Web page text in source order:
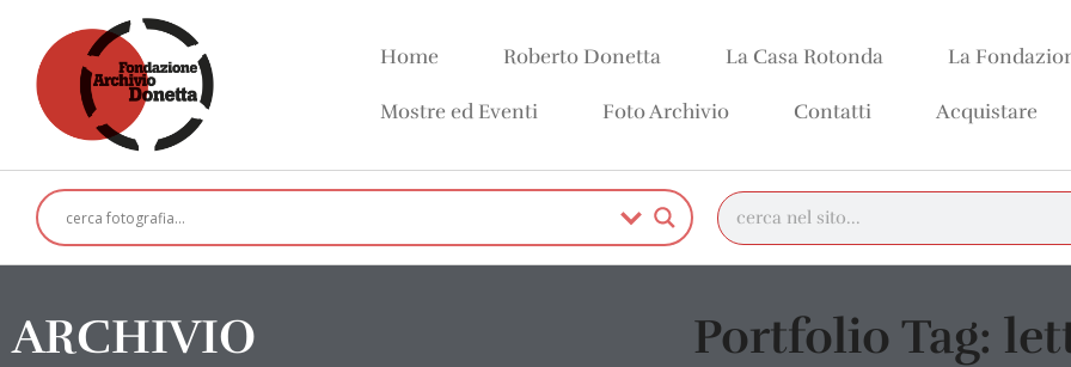
Home Roberto Donetta La Casa Rotonda La
Mostre ed Eventi Foto Archivio Contatti Acquistare
ARCHIVIO Portfolio Tag: